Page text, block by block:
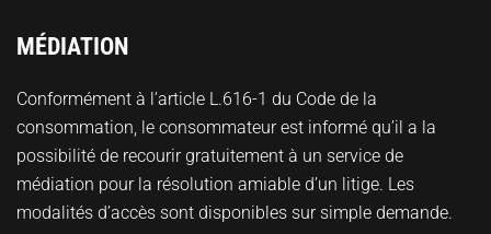
MÉDIATION
Conformément à l’article L.616-1 du Code de la
consommation, le consommateur est informé qu’il a la
possibilité de recourir gratuitement à un service de
médiation pour la résolution amiable d’un litige. Les
modalités d’accès sont disponibles sur simple demande.